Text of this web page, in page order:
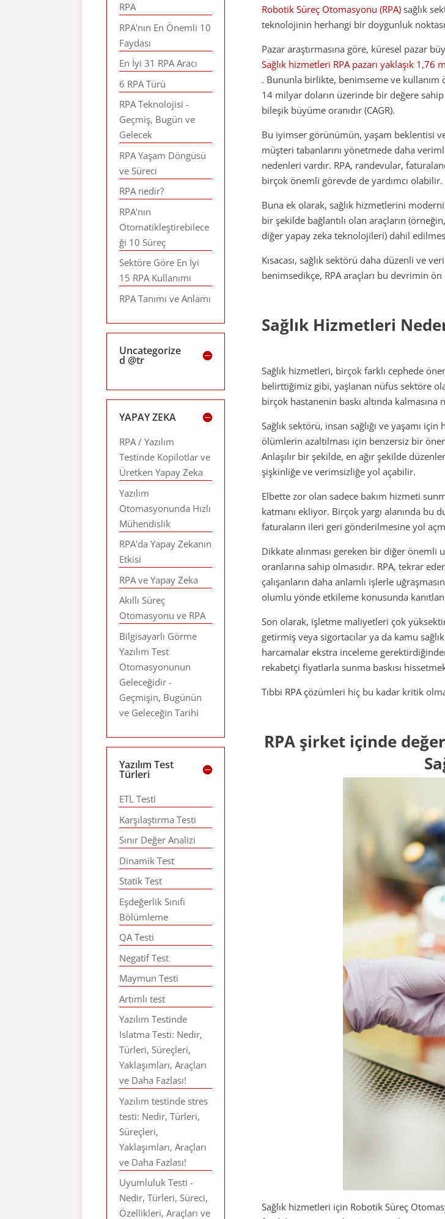
Robotik Süreç Otomasyonu (RPA) sağlık
teknolojinin herhangi bir doygunluk
Pazar araştırmasına göre, küresel pazar
Sağlık hizmetleri RPA pazarı yaklaşık 1,76
. Bununla birlikte, benimseme ve kullanım
14 milyar doların üzerinde bir değere sahip
bileşik büyüme oranıdır (CAGR).
Bu iyimser görünümün, yaşam beklentisi ve
müşteri tabanlarını yönetmede daha
nedenleri vardır. RPA, randevular,
birçok önemli görevde de yardımcı olabilir.
Buna ek olarak, sağlık hizmetlerini
bir şekilde bağlantılı olan araçların
diğer yapay zeka teknolojileri) dahil
Kısacası, sağlık sektörü daha düzenli ve
benimsedikçe, RPA araçları bu devrimin ön
Sağlık Hizmetleri
Sağlık hizmetleri, birçok farklı cephede
belirttiğimiz gibi, yaşlanan nüfus sektöre
birçok hastanenin baskı altında
Sağlık sektörü, insan sağlığı ve yaşamı
ölümlerin azaltılması için benzersiz bir
Anlaşılır bir şekilde, en ağır şekilde
şişkinliğe ve verimsizliğe yol açabilir.
Elbette zor olan sadece bakım hizmeti
katmanı ekliyor. Birçok yargı alanında bu
faturaların ileri geri gönderilmesine yol
Dikkate alınması gereken bir diğer önemli
oranlarına sahip olmasıdır. RPA, tekrar
çalışanların daha anlamlı işlerle
olumlu yönde etkileme konusunda
Son olarak, işletme maliyetleri çok
getirmiş veya sigortacılar ya da kamu
harcamalar ekstra inceleme
rekabetçi fiyatlarla sunma baskısı
Tıbbi RPA çözümleri hiç bu kadar kritik
RPA şirket içinde
Sağlık hizmetleri için Robotik Süreç
RPA
RPA'nın En Önemli 10
Faydası
En İyi 31 RPA Aracı
6 RPA Türü
RPA Teknolojisi -
Geçmiş, Bugün ve
Gelecek
RPA Yaşam Döngüsü
ve Süreci
RPA nedir?
RPA'nın
Otomatikleştirebilece
ği 10 Süreç
Sektöre Göre En İyi
15 RPA Kullanımı
RPA Tanımı ve Anlamı
Uncategorize
d @tr
YAPAY ZEKA
RPA / Yazılım
Testinde Kopilotlar ve
Üretken Yapay Zeka
Yazılım
Otomasyonunda Hızlı
Mühendislik
RPA'da Yapay Zekanın
Etkisi
RPA ve Yapay Zeka
Akıllı Süreç
Otomasyonu ve RPA
Bilgisayarlı Görme
Yazılım Test
Otomasyonunun
Geleceğidir -
Geçmişin, Bugünün
ve Geleceğin Tarihi
Yazılım Test
Türleri
ETL Testi
Karşılaştırma Testi
Sınır Değer Analizi
Dinamik Test
Statik Test
Eşdeğerlik Sınıfı
Bölümleme
QA Testi
Negatif Test
Maymun Testi
Artımlı test
Yazılım Testinde
Islatma Testi: Nedir,
Türleri, Süreçleri,
Yaklaşımları, Araçları
ve Daha Fazlası!
Yazılım testinde stres
testi: Nedir, Türleri,
Süreçleri,
Yaklaşımları, Araçları
ve Daha Fazlası!
Uyumluluk Testi -
Nedir, Türleri, Süreci,
Özellikleri, Araçları ve